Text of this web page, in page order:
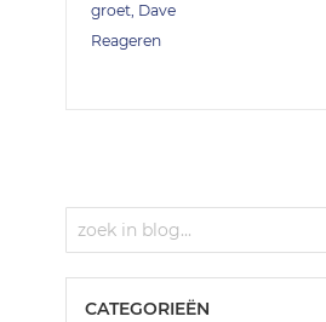
groet, Dave
Reageren
CATEGORIEËN